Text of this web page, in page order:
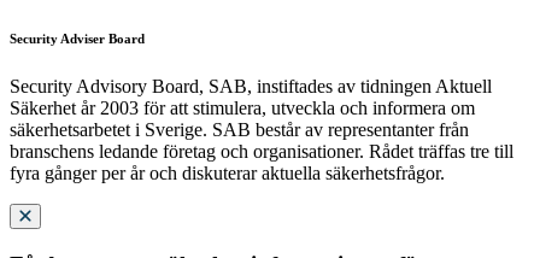
Security Adviser Board
Security Advisory Board, SAB, instiftades av tidningen Aktuell
Säkerhet år 2003 för att stimulera, utveckla och informera om
säkerhetsarbetet i Sverige. SAB består av representanter från
branschens ledande företag och organisationer. Rådet träffas tre till
fyra gånger per år och diskuterar aktuella säkerhetsfrågor.